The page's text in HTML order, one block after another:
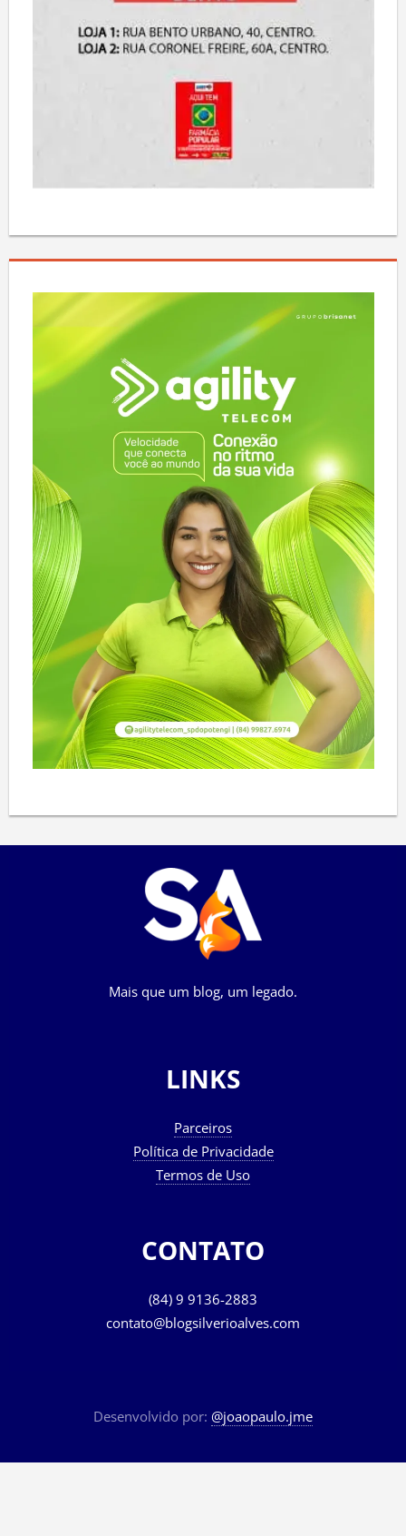
Mais que um blog, um legado.
LINKS
Parceiros
Política de Privacidade
Termos de Uso
CONTATO
(84) 9 9136-2883
contato@blogsilverioalves.com
Desenvolvido por: @joaopaulo.jme